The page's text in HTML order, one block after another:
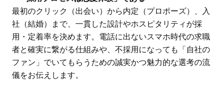
最初のクリック（出会い）から内定（プロポーズ）、入
社（結婚）まで、一貫した設計やホスピタリティが採
用・定着率を決めます。電話に出ないスマホ時代の求職
者と確実に繋がる仕組みや、不採用になっても「自社の
ファン」でいてもらうための誠実かつ魅力的な選考の流
儀をお伝えします。